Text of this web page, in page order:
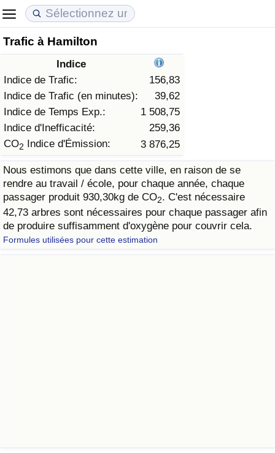
Trafic à Hamilton
Indice
Indice de Trafic:
156,83
Indice de Trafic (en minutes):
39,62
Indice de Temps Exp.:
1 508,75
Indice d'Inefficacité:
259,36
CO2 Indice d'Émission: 3 876,25
Nous estimons que dans cette ville, en raison de se
rendre au travail / école, pour chaque année, chaque
passager produit 930,30kg de CO2. C'est nécessaire
42,73 arbres sont nécessaires pour chaque passager afin
de produire suffisamment d'oxygène pour couvrir cela.
Formules utilisées pour cette estimation
Coût de la vie
Indice du Coût de la Vie (Actuel)
Indice du Coût de la Vie
Indice du coût de la vie par pays
à Akaba
Prix de l'immobilier
Indice des Prix de l'immobilier (Actuel)
Indice des Prix de l'immobilier
Indice des Prix de l'immobilier par Pays
Qualité de Vie
Indice de Qualité de Vie
Indice de Qualité de Vie (Actuel)
Indice de qualité de vie par pays
Criminalité
Indice de Criminalité (Actuel)
Indice de Criminalité